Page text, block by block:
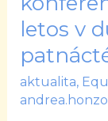
letos v
aktualita,
Mezinárodní
konference
Equal
Pay
Day